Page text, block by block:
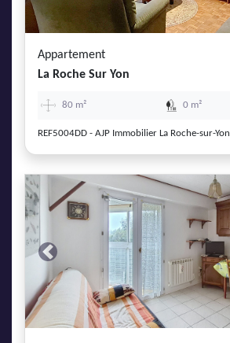
Appartement
La Roche Sur Yon
80 m² 0 m²
REF5004DD - AJP Immobilier La Roche-sur-Yon
Previous